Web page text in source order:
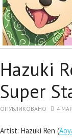
Hazuki
Super
ОПУБЛИКОВАНО 4
Artist: Hazuki Ren (